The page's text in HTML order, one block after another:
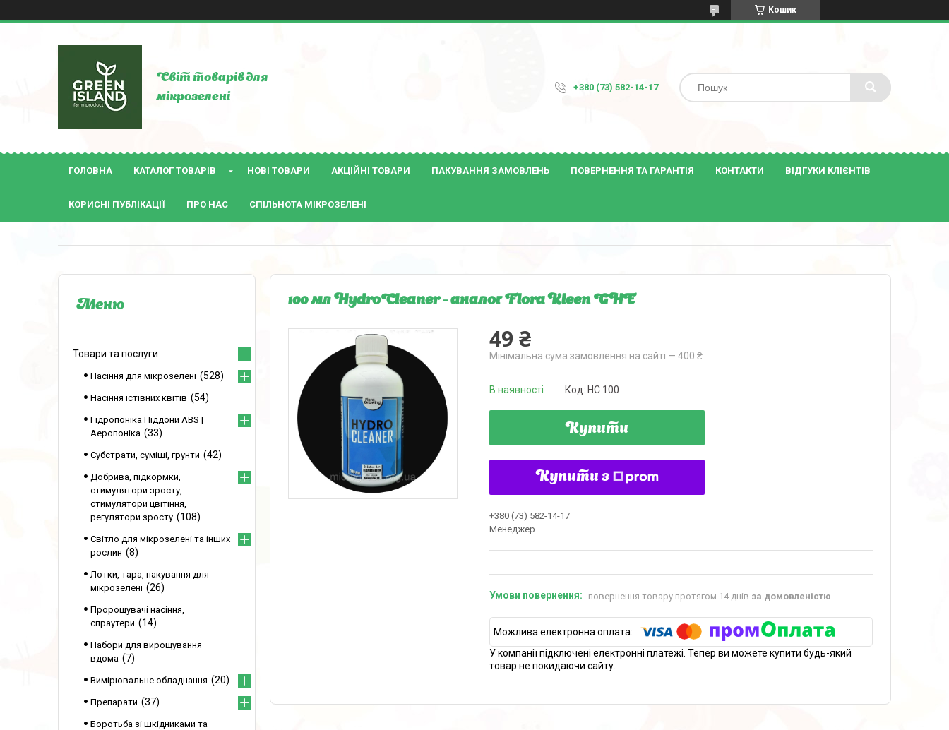
Кошик
Світ товарів для
мікрозелені
+380 (73) 582-14-17
ГОЛОВНА КАТАЛОГ ТОВАРІВ НОВІ ТОВАРИ АКЦІЙНІ ТОВАРИ ПАКУВАННЯ ЗАМОВЛЕНЬ ПОВЕРНЕННЯ ТА ГАРАНТІЯ КОНТАКТИ ВІДГУКИ КЛІЄНТІВ
КОРИСНІ ПУБЛІКАЦІЇ ПРО НАС СПІЛЬНОТА МІКРОЗЕЛЕНІ
100 мл HydroCleaner - аналог Flora Kleen GHE
49 ₴
Мінімальна сума замовлення на сайті — 400 ₴
В наявності Код: HC 100
Купити
Купити з
+380 (73) 582-14-17
Менеджер
повернення товару протягом 14 днів за домовленістю
У компанії підключені електронні платежі. Тепер ви можете купити будь-який
товар не покидаючи сайту.
Товари та послуги
Насіння для мікрозелені 528
Насіння їстівних квітів 54
Гідропоніка Піддони ABS |
Аеропоніка
33
Субстрати, суміші, грунти 42
Добрива, підкормки,
стимулятори зросту,
стимулятори цвітіння,
регулятори зросту
108
Світло для мікрозелені та інших
рослин
8
Лотки, тара, пакування для
мікрозелені
26
Пророщувачі насіння,
спраутери
14
Набори для вирощування
вдома
7
Вимірювальне обладнання 20
Препарати 37
Боротьба зі шкідниками та